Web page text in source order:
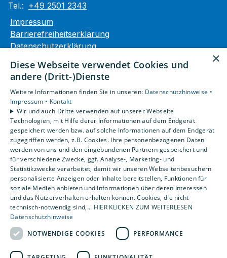
Tel.: +49 2501 2343
Impressum
Barrierefreiheitserklärung
Datenschutzerklärung
Unsere Bereiche
Privatkunden
Gewerbekunden
Karriere
Unternehmen
Kontakt
×
Diese Webseite verwendet Cookies und
andere (Dritt-)Dienste
Weitere Informationen finden Sie in unseren: Datenschutzhinweise •
Impressum • Kontakt
Wir und auch Dritte verwenden auf unserer Webseite
Technologien, mit Hilfe derer Informationen auf dem Endgerät
gespeichert werden bzw. auf solche Informationen auf dem Endgerät
zugegriffen werden, z.B. Cookies. Ihre personenbezogenen Daten
werden von uns und den eingebundenen Partnern gespeichert und
für verschiedene Zwecke, ggf. Analyse-, Marketing- und
Statistikzwecke verarbeitet, damit wir unseren Webseitenbesuchern
personalisierte Anzeigen oder Inhalte bereitstellen, Funktionen für
soziale Medien anbieten und Informationen über deren Interessen
und das Nutzerverhalten erhalten können. Cookies, die nicht
technisch-notwendig sind,... HIER KLICKEN ZUM WEITERLESEN
Datenschutzhinweise
NOTWENDIGE COOKIES
PERFORMANCE